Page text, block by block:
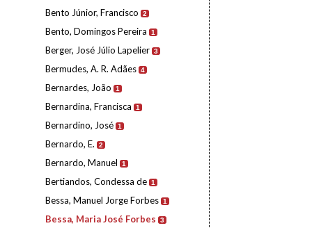
Bento Júnior, Francisco 2
Bento, Domingos Pereira 1
Berger, José Júlio Lapelier 3
Bermudes, A. R. Adães 4
Bernardes, João 1
Bernardina, Francisca 1
Bernardino, José 1
Bernardo, E. 2
Bernardo, Manuel 1
Bertiandos, Condessa de 1
Bessa, Manuel Jorge Forbes 1
Bessa, Maria José Forbes 3